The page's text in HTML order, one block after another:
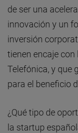
de ser una
innovación y un
inversión
tienen encaje
Telefónica, y que
para el beneficio
¿Qué tipo de
la startup